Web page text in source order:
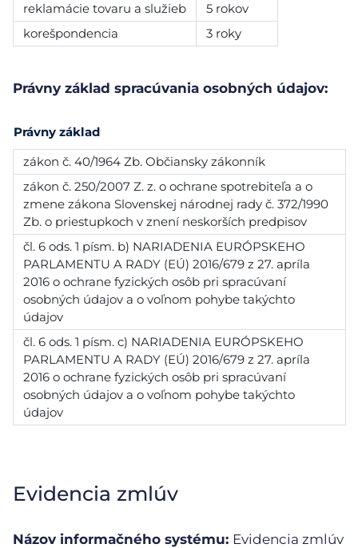
reklamácie tovaru a služieb
5 rokov
korešpondencia
3 roky
Právny základ spracúvania osobných údajov:
Právny základ
zákon č. 40/1964 Zb. Občiansky zákonník
zákon č. 250/2007 Z. z. o ochrane spotrebiteľa a o
zmene zákona Slovenskej národnej rady č. 372/1990
Zb. o priestupkoch v znení neskorších predpisov
čl. 6 ods. 1 písm. b) NARIADENIA EURÓPSKEHO
PARLAMENTU A RADY (EÚ) 2016/679 z 27. apríla
2016 o ochrane fyzických osôb pri spracúvaní
osobných údajov a o voľnom pohybe takýchto
údajov
čl. 6 ods. 1 písm. c) NARIADENIA EURÓPSKEHO
PARLAMENTU A RADY (EÚ) 2016/679 z 27. apríla
2016 o ochrane fyzických osôb pri spracúvaní
osobných údajov a o voľnom pohybe takýchto
údajov
Evidencia zmlúv
Názov informačného systému: Evidencia zmlúv